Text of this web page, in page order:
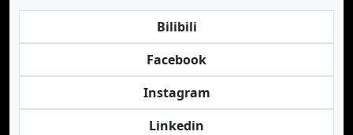
Bilibili
Facebook
Instagram
Linkedin